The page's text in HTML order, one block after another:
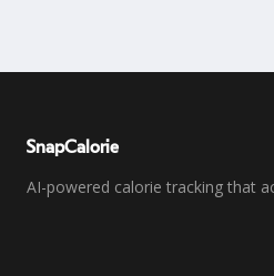
SnapCalorie
AI-powered calorie tracking that